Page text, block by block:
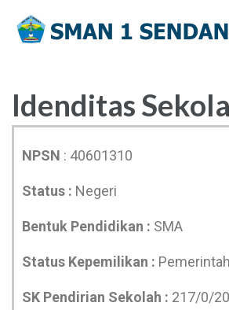
Idenditas
NPSN : 40601310
Status : Negeri
Bentuk Pendidikan : SMA
Status Kepemilikan :
SK Pendirian Sekolah : 217/0/